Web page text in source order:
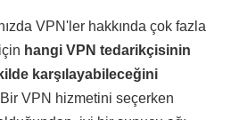
VPN'ler hakkında çok fazla
hangi VPN tedarikçisinin
karşılayabileceğini
VPN hizmetini seçerken